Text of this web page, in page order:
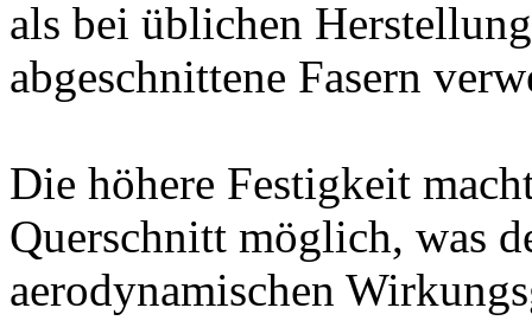
als bei üblichen
abgeschnittene Fasern
Die höhere Festigkeit
Querschnitt möglich, was
aerodynamischen